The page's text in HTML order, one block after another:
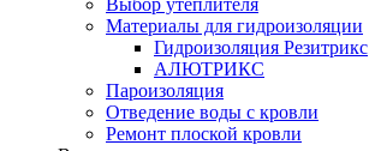
Выбор утеплителя
Материалы для гидроизоляции
Гидроизоляция Резитрикс
АЛЮТРИКС
Пароизоляция
Отведение воды с кровли
Ремонт плоской кровли